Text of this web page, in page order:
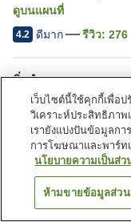
ดูบนแผนที่
4.2 ดีมาก รีวิว: 276
สิ่งอำนวยความสะด
ที่จอดรถ
ร้านอาหาร
หน้าแรก ญี่ปุ่น คาโ
เว็บไซต์นี้ใช้คุกกี้เพื่อ
วิเคราะห์ประสิทธิภาพ
เรายังแบ่งปันข้อมูลกา
การโฆษณาและพาร์ทเ
นโยบายความเป็นส่ว
ห้ามขายข้อมูลส่ว